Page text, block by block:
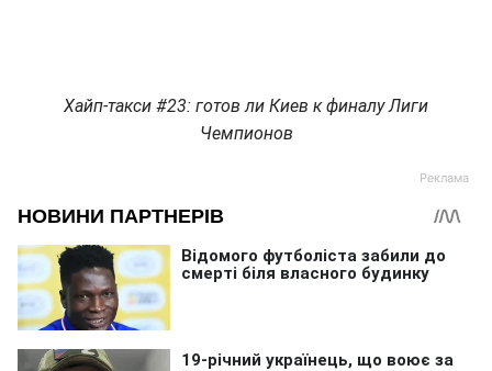
Хайп-такси #23: готов ли Киев к финалу Лиги
Чемпионов